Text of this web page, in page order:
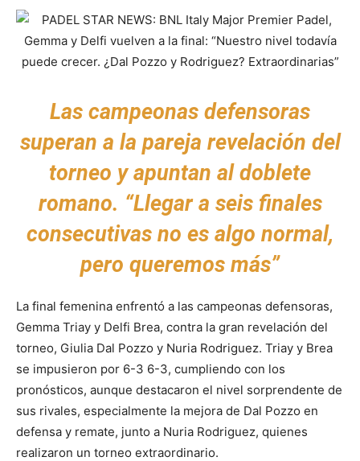
Las campeonas defensoras
superan a la pareja revelación del
torneo y apuntan al doblete
romano. “Llegar a seis finales
consecutivas no es algo normal,
pero queremos más”
La final femenina enfrentó a las campeonas defensoras,
Gemma Triay y Delfi Brea, contra la gran revelación del
torneo, Giulia Dal Pozzo y Nuria Rodriguez. Triay y Brea
se impusieron por 6-3 6-3, cumpliendo con los
pronósticos, aunque destacaron el nivel sorprendente de
sus rivales, especialmente la mejora de Dal Pozzo en
defensa y remate, junto a Nuria Rodriguez, quienes
realizaron un torneo extraordinario.